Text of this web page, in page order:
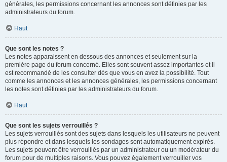
générales, les permissions concernant les annonces sont définies par les
administrateurs du forum.
Haut
Que sont les notes ?
Les notes apparaissent en dessous des annonces et seulement sur la
première page du forum concerné. Elles sont souvent assez importantes et il
est recommandé de les consulter dès que vous en avez la possibilité. Tout
comme les annonces et les annonces générales, les permissions concernant
les notes sont définies par les administrateurs du forum.
Haut
Que sont les sujets verrouillés ?
Les sujets verrouillés sont des sujets dans lesquels les utilisateurs ne peuvent
plus répondre et dans lesquels les sondages sont automatiquement expirés.
Les sujets peuvent être verrouillés par un administrateur ou un modérateur du
forum pour de multiples raisons. Vous pouvez également verrouiller vos